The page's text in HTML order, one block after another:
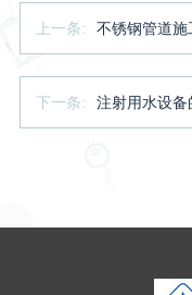
上一条: 不锈钢管道施
下一条: 注射用水设备